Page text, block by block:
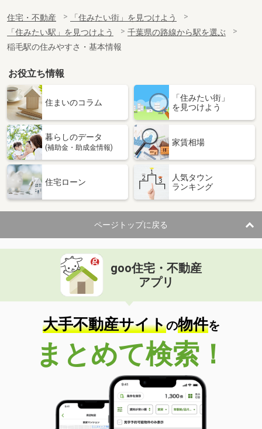
住宅・不動産
「住みたい街」を見つけよう
「住みたい駅」を見つけよう
千葉県の路線から駅を選ぶ
稲毛駅の住みやすさ・基本情報
お役立ち情報
住まいのコラム
「住みたい街」
を見つけよう
暮らしのデータ
(補助金・助成金情報)
家賃相場
住宅ローン
人気タウン
ランキング
ページトップに戻る
goo住宅・不動産
アプリ
大手不動産サイトの物件を
まとめて検索！